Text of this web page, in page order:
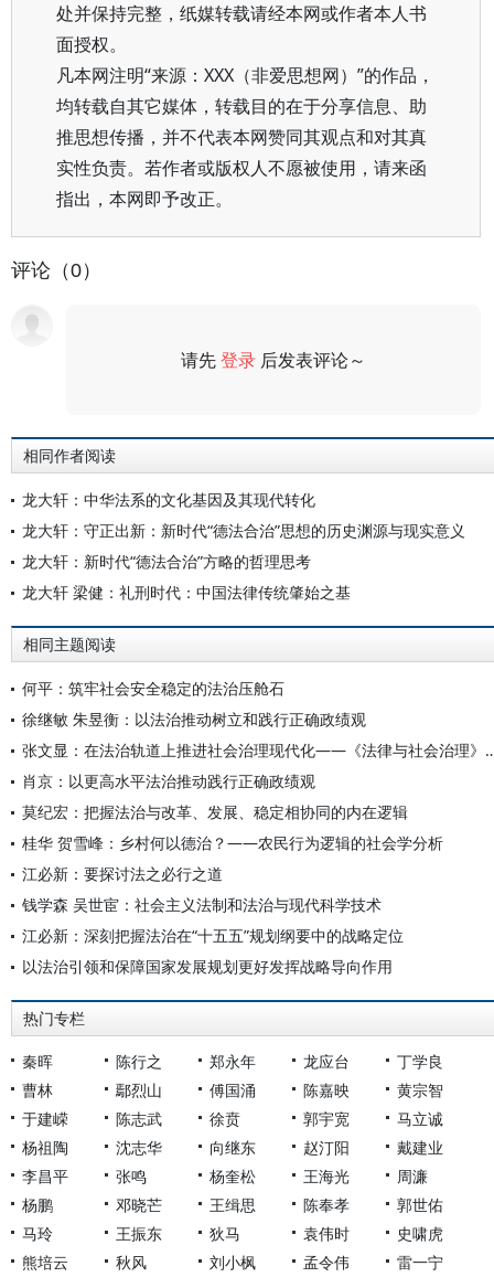
处并保持完整，纸媒转载请经本网或作者本人书
面授权。
凡本网注明“来源：XXX（非爱思想网）”的作品，
均转载自其它媒体，转载目的在于分享信息、助
推思想传播，并不代表本网赞同其观点和对其真
实性负责。若作者或版权人不愿被使用，请来函
指出，本网即予改正。
评论（0）
请先登录 后发表评论～
相同作者阅读
龙大轩：中华法系的文化基因及其现代转化
龙大轩：守正出新：新时代“德法合治”思想的历史渊源与现实意义
龙大轩：新时代“德法合治”方略的哲理思考
龙大轩 梁健：礼刑时代：中国法律传统肇始之基
相同主题阅读
何平：筑牢社会安全稳定的法治压舱石
徐继敏 朱昱衡：以法治推动树立和践行正确政绩观
张文显：在法治轨道上推进社会
肖京：以更高水平法治推动践行正确政绩观
莫纪宏：把握法治与改革、发展、稳定相协同的内在逻辑
桂华 贺雪峰：乡村何以德治？——农民行为逻辑的社会学分析
江必新：要探讨法之必行之道
钱学森 吴世宦：社会主义法制和法治与现代科学技术
江必新：深刻把握法治在“十五五”规划纲要中的战略定位
以法治引领和保障国家发展规划更好发挥战略导向作用
热门专栏
秦晖 陈行之 郑永年 龙应台
丁学良
曹林
鄢烈山 傅国涌 陈嘉映
黄宗智
于建嵘
陈志武 徐贲 郭宇宽
马立诚
杨祖陶
沈志华 向继东 赵汀阳
戴建业
李昌平
张鸣 杨奎松 王海光
周濂
杨鹏
邓晓芒 王缉思 陈奉孝
郭世佑
马玲
王振东 狄马 袁伟时
史啸虎
熊培云
秋风 刘小枫 孟令伟 雷一宁